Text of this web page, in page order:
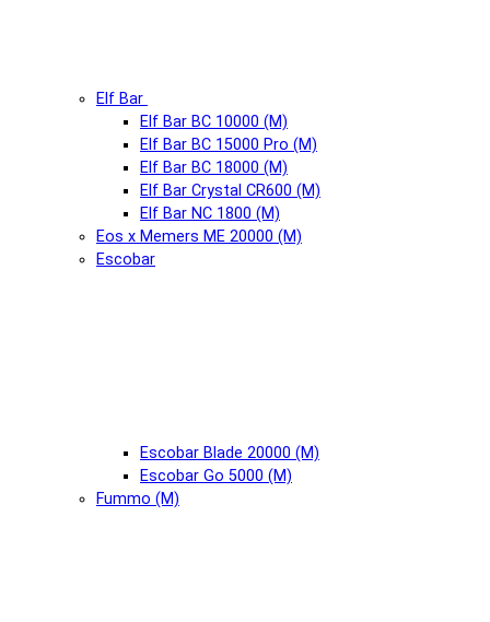
Elf Bar
Elf Bar BC 10000 (М)
Elf Bar BC 15000 Pro (М)
Elf Bar BC 18000 (М)
Elf Bar Crystal CR600 (М)
Elf Bar NC 1800 (М)
Eos x Memers ME 20000 (М)
Escobar
Escobar Blade 20000 (М)
Escobar Go 5000 (М)
Fummo (М)